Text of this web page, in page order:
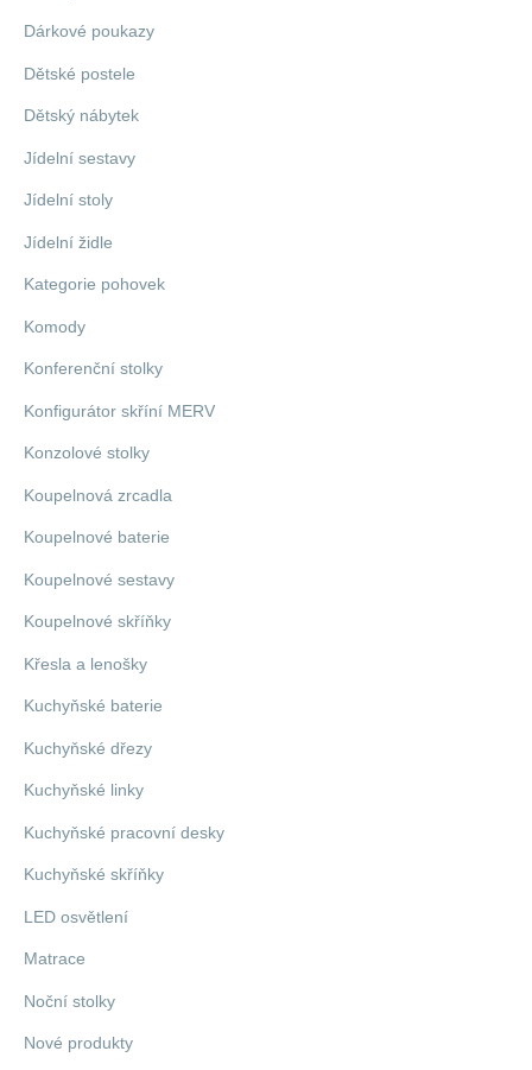
Dárkové poukazy
Dětské postele
Dětský nábytek
Jídelní sestavy
Jídelní stoly
Jídelní židle
Kategorie pohovek
Komody
Konferenční stolky
Konfigurátor skříní MERV
Konzolové stolky
Koupelnová zrcadla
Koupelnové baterie
Koupelnové sestavy
Koupelnové skříňky
Křesla a lenošky
Kuchyňské baterie
Kuchyňské dřezy
Kuchyňské linky
Kuchyňské pracovní desky
Kuchyňské skříňky
LED osvětlení
Matrace
Noční stolky
Nové produkty